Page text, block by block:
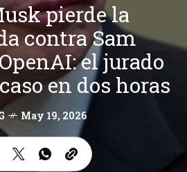
pierde la
contra Sam
el jurado
en dos horas
May 19, 2026